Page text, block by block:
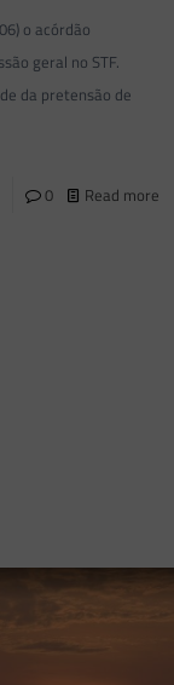
o acórdão
geral no STF.
da pretensão de
0 Read more